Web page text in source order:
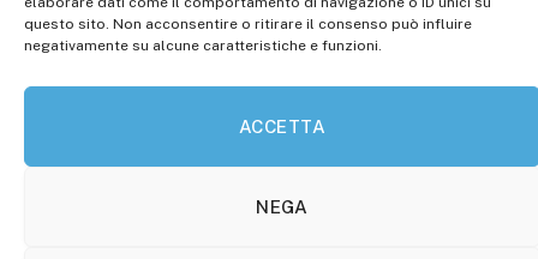
questo sito. Non acconsentire o ritirare il consenso può influire
negativamente su alcune caratteristiche e funzioni.
ACCETTA
NEGA
Roc: iscrizione n° 25549 (Prot. 1138/com/15 del
30.04.2015)
P.Iva: 01707150700